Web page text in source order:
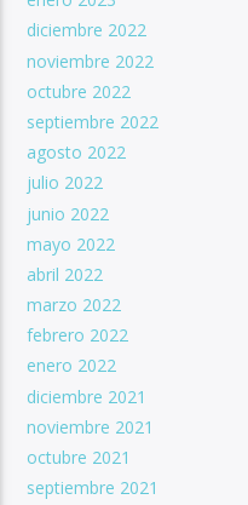
diciembre 2022
noviembre 2022
octubre 2022
septiembre 2022
agosto 2022
julio 2022
junio 2022
mayo 2022
abril 2022
marzo 2022
febrero 2022
enero 2022
diciembre 2021
noviembre 2021
octubre 2021
septiembre 2021